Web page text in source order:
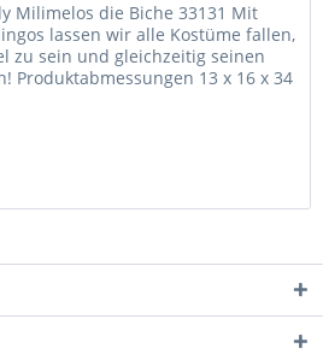
Milimelos die Biche 33131 Mit
lassen wir alle Kostüme fallen,
zu sein und gleichzeitig seinen
Produktabmessungen 13 x 16 x 34